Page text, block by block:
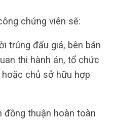
chứng viên sẽ:
trúng đấu giá, bên bán
thi hành án, tổ chức
chủ sở hữu hợp
đồng thuận hoàn toàn